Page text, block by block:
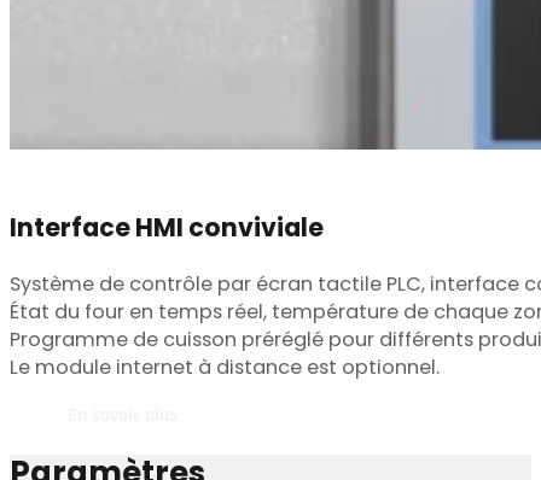
État du four en temps réel, température de chaque
Programme de cuisson préréglé pour différents
Le module internet à distance est optionnel.
Paramètres